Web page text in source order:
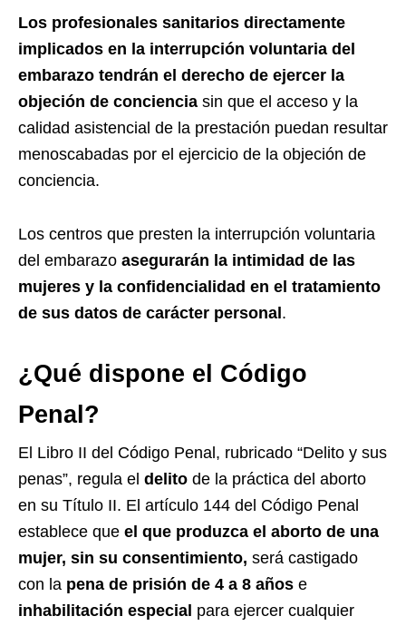
Los profesionales sanitarios directamente
implicados en la interrupción voluntaria del
embarazo tendrán el derecho de ejercer la
objeción de conciencia sin que el acceso y la
calidad asistencial de la prestación puedan resultar
menoscabadas por el ejercicio de la objeción de
conciencia.
Los centros que presten la interrupción voluntaria
del embarazo asegurarán la intimidad de las
mujeres y la confidencialidad en el tratamiento
de sus datos de carácter personal.
¿Qué dispone el Código
Penal?
El Libro II del Código Penal, rubricado “Delito y sus
penas”, regula el delito de la práctica del aborto
en su Título II. El artículo 144 del Código Penal
establece que el que produzca el aborto de una
mujer, sin su consentimiento, será castigado
con la pena de prisión de 4 a 8 años e
inhabilitación especial para ejercer cualquier